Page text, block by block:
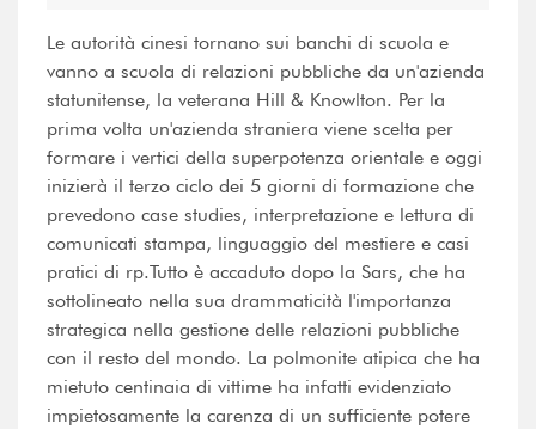
Le autorità cinesi tornano sui banchi di scuola e
vanno a scuola di relazioni pubbliche da un'azienda
statunitense, la veterana Hill & Knowlton. Per la
prima volta un'azienda straniera viene scelta per
formare i vertici della superpotenza orientale e oggi
inizierà il terzo ciclo dei 5 giorni di formazione che
prevedono case studies, interpretazione e lettura di
comunicati stampa, linguaggio del mestiere e casi
pratici di rp.Tutto è accaduto dopo la Sars, che ha
sottolineato nella sua drammaticità l'importanza
strategica nella gestione delle relazioni pubbliche
con il resto del mondo. La polmonite atipica che ha
mietuto centinaia di vittime ha infatti evidenziato
impietosamente la carenza di un sufficiente potere